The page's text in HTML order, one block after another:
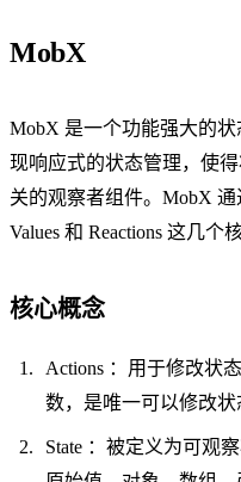
MobX
MobX 是一个功能强大的
现响应式的状态管理，使
关的观察者组件。MobX 通
Values 和 Reactions 这几个
核心概念
Actions ：用于修改状
数，是唯一可以修改状
State ：被定义为可观